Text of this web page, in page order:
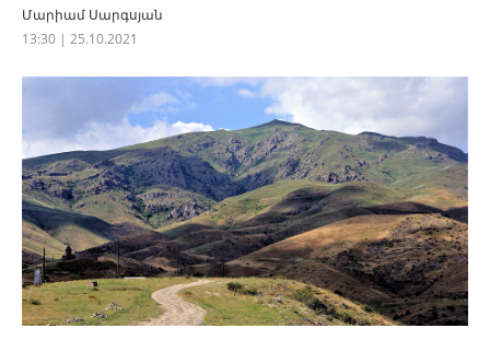
Մարիամ Սարգսյան
13:30 | 25.10.2021